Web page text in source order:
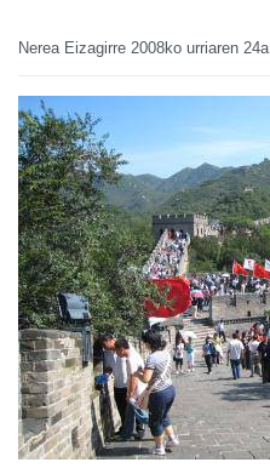
Nerea Eizagirre 2008ko urriaren 24a